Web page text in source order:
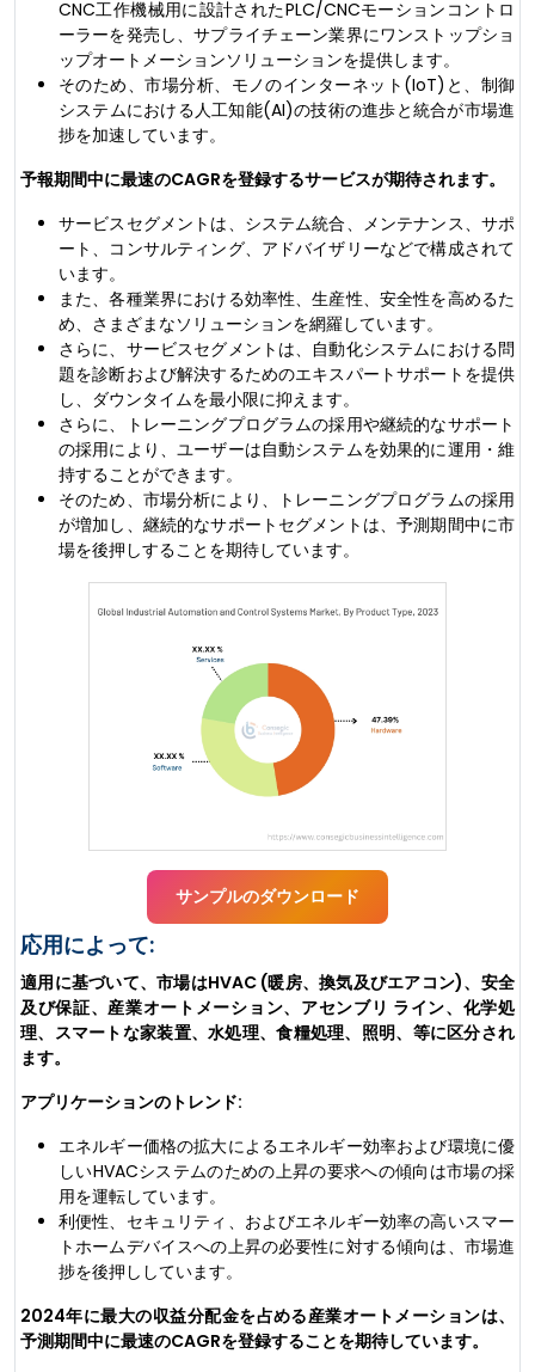
CNC工作機械用に設計されたPLC/CNCモーションコントロ
ーラーを発売し、サプライチェーン業界にワンストップショ
ップオートメーションソリューションを提供します。
そのため、市場分析、モノのインターネット(IoT)と、制御
システムにおける人工知能(AI)の技術の進歩と統合が市場進
捗を加速しています。
予報期間中に最速のCAGRを登録するサービスが期待されます。
サービスセグメントは、システム統合、メンテナンス、サポ
ート、コンサルティング、アドバイザリーなどで構成されて
います。
また、各種業界における効率性、生産性、安全性を高めるた
め、さまざまなソリューションを網羅しています。
さらに、サービスセグメントは、自動化システムにおける問
題を診断および解決するためのエキスパートサポートを提供
し、ダウンタイムを最小限に抑えます。
さらに、トレーニングプログラムの採用や継続的なサポート
の採用により、ユーザーは自動システムを効果的に運用・維
持することができます。
そのため、市場分析により、トレーニングプログラムの採用
が増加し、継続的なサポートセグメントは、予測期間中に市
場を後押しすることを期待しています。
サンプルのダウンロード
応用によって:
適用に基づいて、市場はHVAC (暖房、換気及びエアコン)、安全
及び保証、産業オートメーション、アセンブリ ライン、化学処
理、スマートな家装置、水処理、食糧処理、照明、等に区分され
ます。
アプリケーションのトレンド:
エネルギー価格の拡大によるエネルギー効率および環境に優
しいHVACシステムのための上昇の要求への傾向は市場の採
用を運転しています。
利便性、セキュリティ、およびエネルギー効率の高いスマー
トホームデバイスへの上昇の必要性に対する傾向は、市場進
捗を後押ししています。
2024年に最大の収益分配金を占める産業オートメーションは、
予測期間中に最速のCAGRを登録することを期待しています。